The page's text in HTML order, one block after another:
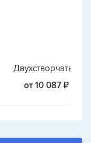
Двухстворчатые
от 10 087 ₽